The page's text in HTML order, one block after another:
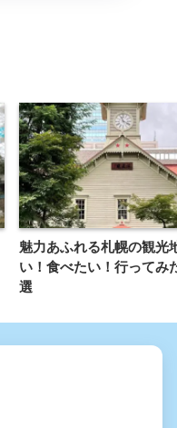
魅力あふれる札幌の観光
い！食べたい！行ってみ
選